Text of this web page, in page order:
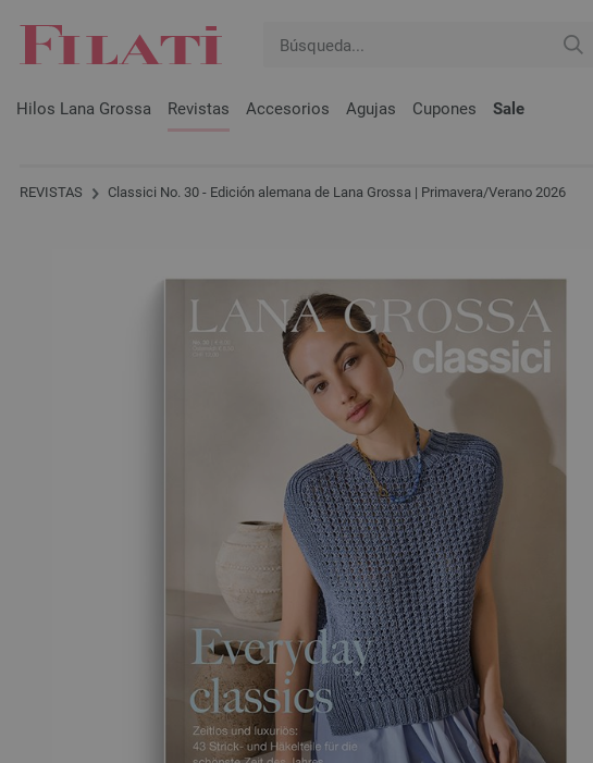
Hilos Lana Grossa Revistas Accesorios Agujas Cupones Sale
REVISTAS Classici No. 30 - Edición alemana de Lana Grossa | Primavera/Verano 2026